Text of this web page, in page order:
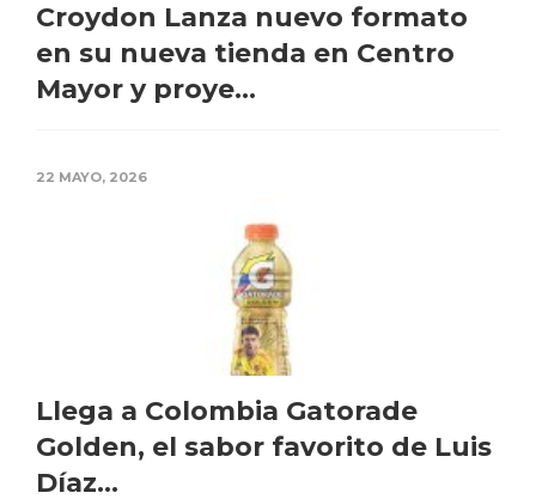
Croydon Lanza nuevo formato
en su nueva tienda en Centro
Mayor y proye...
22 MAYO, 2026
Llega a Colombia Gatorade
Golden, el sabor favorito de Luis
Díaz...